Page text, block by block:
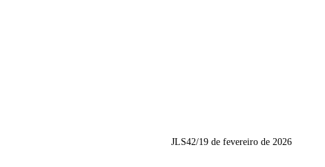
JLS42/19 de fevereiro de 2026